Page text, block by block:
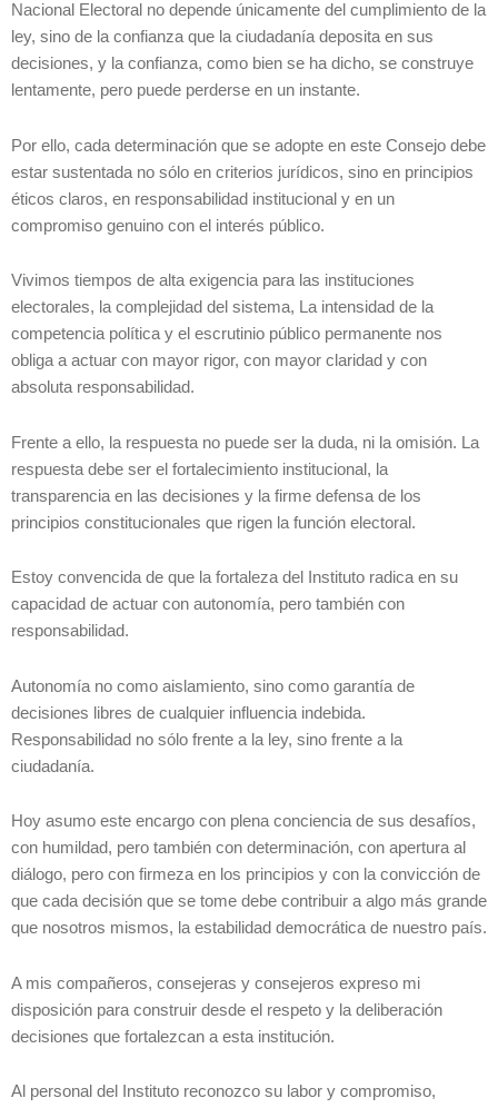
Nacional Electoral no depende únicamente del cumplimiento de la
ley, sino de la confianza que la ciudadanía deposita en sus
decisiones, y la confianza, como bien se ha dicho, se construye
lentamente, pero puede perderse en un instante.
Por ello, cada determinación que se adopte en este Consejo debe
estar sustentada no sólo en criterios jurídicos, sino en principios
éticos claros, en responsabilidad institucional y en un
compromiso genuino con el interés público.
Vivimos tiempos de alta exigencia para las instituciones
electorales, la complejidad del sistema, La intensidad de la
competencia política y el escrutinio público permanente nos
obliga a actuar con mayor rigor, con mayor claridad y con
absoluta responsabilidad.
Frente a ello, la respuesta no puede ser la duda, ni la omisión. La
respuesta debe ser el fortalecimiento institucional, la
transparencia en las decisiones y la firme defensa de los
principios constitucionales que rigen la función electoral.
Estoy convencida de que la fortaleza del Instituto radica en su
capacidad de actuar con autonomía, pero también con
responsabilidad.
Autonomía no como aislamiento, sino como garantía de
decisiones libres de cualquier influencia indebida.
Responsabilidad no sólo frente a la ley, sino frente a la
ciudadanía.
Hoy asumo este encargo con plena conciencia de sus desafíos,
con humildad, pero también con determinación, con apertura al
diálogo, pero con firmeza en los principios y con la convicción de
que cada decisión que se tome debe contribuir a algo más grande
que nosotros mismos, la estabilidad democrática de nuestro país.
A mis compañeros, consejeras y consejeros expreso mi
disposición para construir desde el respeto y la deliberación
decisiones que fortalezcan a esta institución.
Al personal del Instituto reconozco su labor y compromiso,